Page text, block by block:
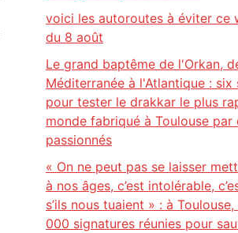
voici les autoroutes à éviter ce
du 8 août
Le grand baptême de l'Orkan,
Méditerranée à l'Atlantique : six
pour tester le drakkar le plus
monde fabriqué à Toulouse par
passionnés
« On ne peut pas se laisser
à nos âges, c’est intolérable,
s’ils nous tuaient » : à
000 signatures réunies pour